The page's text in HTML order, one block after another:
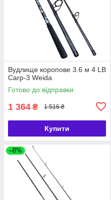
Вудлище коропове 3.6 м 4 LB
Carp-3 Weida
Готово до відправки
1 364 ₴ 1 516 ₴
Купити
–8%